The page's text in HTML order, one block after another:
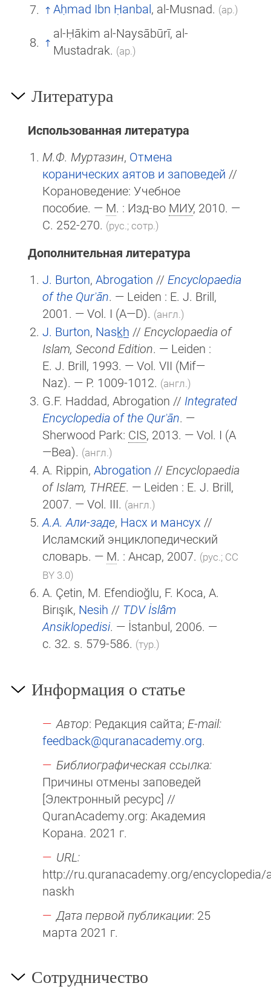
Aḥmad Ibn Ḥanbal, al-Musnad. (ар.)
al-Ḥākim al-Naysābūrī, al-
Mustadrak. (ар.)
Литература
Использованная литература
М.Ф. Муртазин, Отмена
коранических аятов и заповедей //
Корановедение: Учебное
пособие. — М. : Изд-во МИУ, 2010. —
С. 252-270. (рус.; сотр.)
Дополнительная литература
J. Burton, Abrogation // Encyclopaedia
of the Qurʾān. — Leiden : E. J. Brill,
2001. — Vol. I (A—D). (англ.)
J. Burton, Nask̲h̲ // Encyclopaedia of
Islam, Second Edition. — Leiden :
E. J. Brill, 1993. — Vol. VII (Mif—
Naz). — P. 1009-1012. (англ.)
G.F. Haddad, Abrogation // Integrated
Encyclopedia of the Qurʾān. —
Sherwood Park: CIS, 2013. — Vol. I (A
—Bea). (англ.)
A. Rippin, Abrogation // Encyclopaedia
of Islam, THREE. — Leiden : E. J. Brill,
2007. — Vol. III. (англ.)
А.А. Али-заде, Насх и мансух //
Исламский энциклопедический
словарь. — М. : Ансар, 2007. (рус.; CC
BY 3.0)
A. Çetin, M. Efendioğlu, F. Koca, A.
Birışık, Nesih // TDV İslâm
Ansiklopedisi. — İstanbul, 2006. —
c. 32. s. 579-586. (тур.)
Информация о статье
Автор: Редакция сайта; E-mail:
feedback@quranacademy.org.
Библиографическая ссылка:
Причины отмены заповедей
[Электронный ресурс] //
QuranAcademy.org: Академия
Корана. 2021 г.
URL:
http://ru.quranacademy.org/encyclopedia/
naskh
Дата первой публикации: 25
марта 2021 г.
Сотрудничество